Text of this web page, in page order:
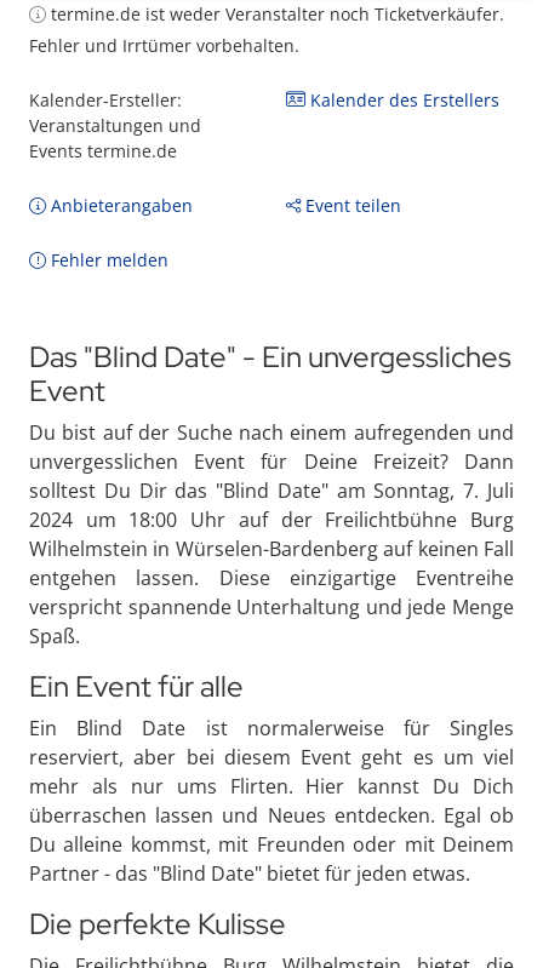
termine.de ist weder Veranstalter noch Ticketverkäufer.
Fehler und Irrtümer vorbehalten.
Kalender-Ersteller:
Veranstaltungen und
Events termine.de
Kalender des Erstellers
Anbieterangaben Event teilen
Fehler melden
Das "Blind Date" - Ein unvergessliches
Event
Du bist auf der Suche nach einem aufregenden und
unvergesslichen Event für Deine Freizeit? Dann
solltest Du Dir das "Blind Date" am Sonntag, 7. Juli
2024 um 18:00 Uhr auf der Freilichtbühne Burg
Wilhelmstein in Würselen-Bardenberg auf keinen Fall
entgehen lassen. Diese einzigartige Eventreihe
verspricht spannende Unterhaltung und jede Menge
Spaß.
Ein Event für alle
Ein Blind Date ist normalerweise für Singles
reserviert, aber bei diesem Event geht es um viel
mehr als nur ums Flirten. Hier kannst Du Dich
überraschen lassen und Neues entdecken. Egal ob
Du alleine kommst, mit Freunden oder mit Deinem
Partner - das "Blind Date" bietet für jeden etwas.
Die perfekte Kulisse